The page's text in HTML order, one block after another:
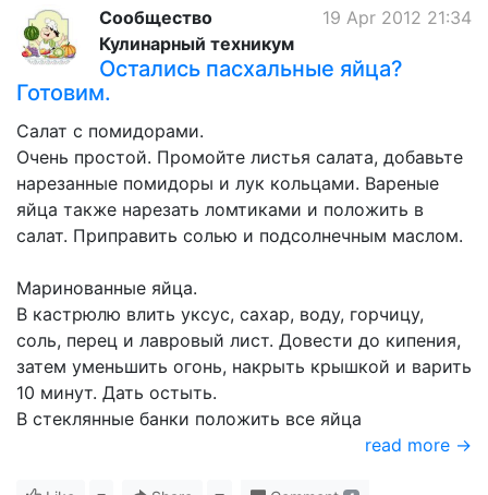
19 Apr 2012 21:34
Сообщество
Кулинарный техникум
Остались пасхальные яйца?
Готовим.
Салат с помидорами.
Очень простой. Промойте листья салата, добавьте
нарезанные помидоры и лук кольцами. Вареные
яйца также нарезать ломтиками и положить в
салат. Приправить солью и подсолнечным маслом.
Маринованные яйца.
В кастрюлю влить уксус, сахар, воду, горчицу,
соль, перец и лавровый лист. Довести до кипения,
затем уменьшить огонь, накрыть крышкой и варить
10 минут. Дать остыть.
В стеклянные банки положить все яйца
read more →